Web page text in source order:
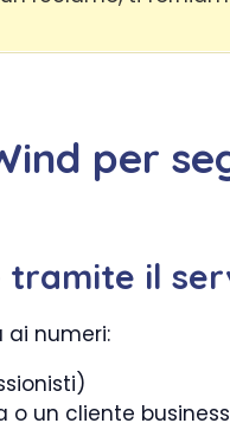
per
tramite il
ai numeri:
o un cliente